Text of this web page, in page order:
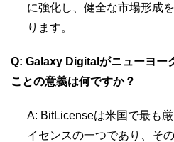
に強化し、健全な市場形成
ります。
Q: Galaxy Digitalがニューヨー
ことの意義は何ですか？
A: BitLicenseは米国で最も
イセンスの一つであり、そ